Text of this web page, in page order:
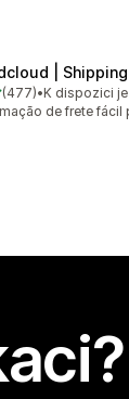
|
hvězd
(477)počet recenzí:
•K dispozici
de frete fácil